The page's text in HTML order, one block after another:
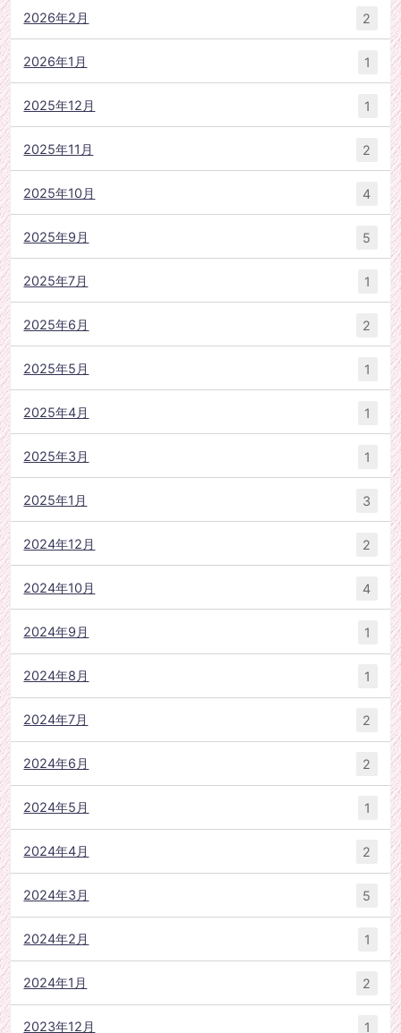
2026年2月 2
2026年1月 1
2025年12月 1
2025年11月 2
2025年10月 4
2025年9月 5
2025年7月 1
2025年6月 2
2025年5月 1
2025年4月 1
2025年3月 1
2025年1月 3
2024年12月 2
2024年10月 4
2024年9月 1
2024年8月 1
2024年7月 2
2024年6月 2
2024年5月 1
2024年4月 2
2024年3月 5
2024年2月 1
2024年1月 2
2023年12月 1